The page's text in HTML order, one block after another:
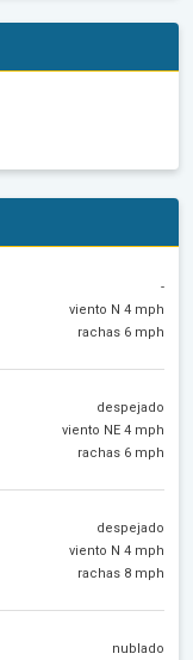
-
viento N 4 mph
rachas 6 mph
despejado
viento NE 4 mph
rachas 6 mph
despejado
viento N 4 mph
rachas 8 mph
nublado